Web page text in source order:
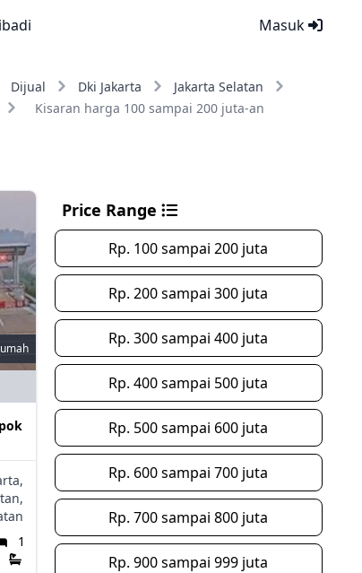
Masuk
Dijual Dki Jakarta
Jakarta Selatan
Kisaran harga 100 sampai 200 juta-an
1
Price Range
Rp. 100 sampai 200 juta
Rp. 200 sampai 300 juta
Rp. 300 sampai 400 juta
Rp. 400 sampai 500 juta
Rp. 500 sampai 600 juta
Rp. 600 sampai 700 juta
Rp. 700 sampai 800 juta
Rp. 900 sampai 999 juta